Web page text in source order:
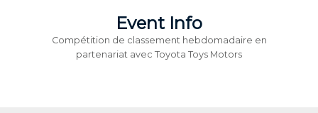
Event Info
Compétition de classement hebdomadaire en
partenariat avec Toyota Toys Motors